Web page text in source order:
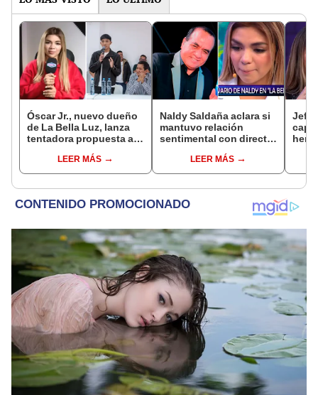
Óscar Jr., nuevo dueño
de La Bella Luz, lanza
tentadora propuesta a
denuncia por
tocamientos: “Va a
LEER MÁS
Naldy Saldaña aclara si
mantuvo relación
sentimental con director
denunciarlo por
tocamientos: “Me
LEER MÁS